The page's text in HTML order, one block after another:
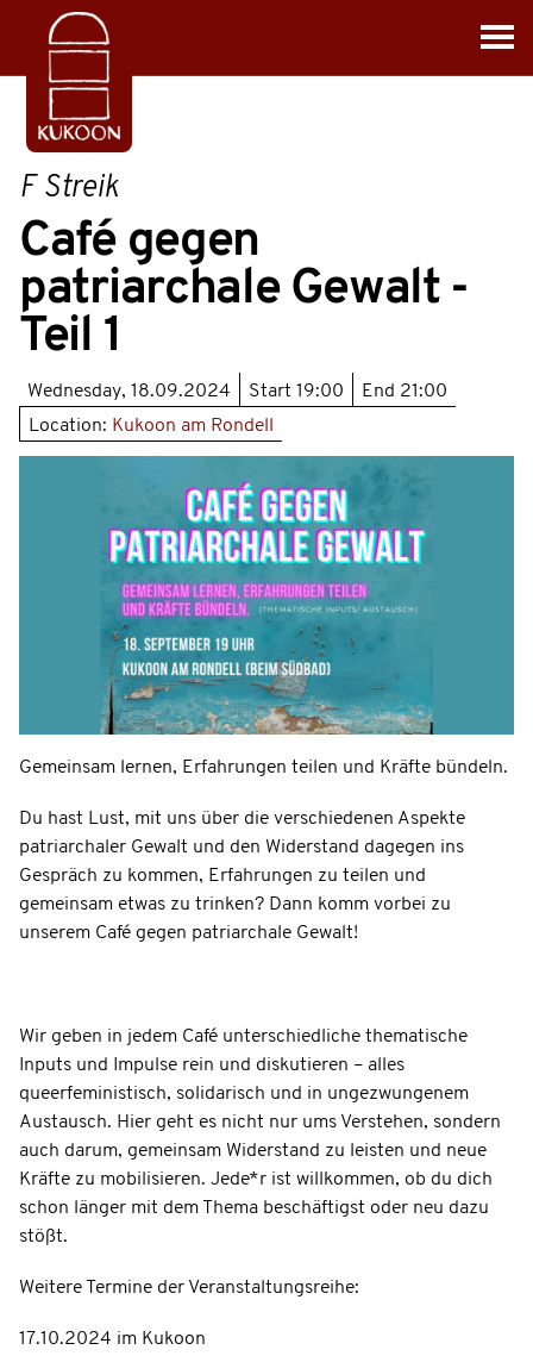
F Streik
Café gegen
patriarchale Gewalt -
Teil 1
Wednesday, 18.09.2024 Start 19:00 End 21:00
Location: Kukoon am Rondell
Gemeinsam lernen, Erfahrungen teilen und Kräfte bündeln.
Du hast Lust, mit uns über die verschiedenen Aspekte
patriarchaler Gewalt und den Widerstand dagegen ins
Gespräch zu kommen, Erfahrungen zu teilen und
gemeinsam etwas zu trinken? Dann komm vorbei zu
unserem Café gegen patriarchale Gewalt!
Wir geben in jedem Café unterschiedliche thematische
Inputs und Impulse rein und diskutieren – alles
queerfeministisch, solidarisch und in ungezwungenem
Austausch. Hier geht es nicht nur ums Verstehen, sondern
auch darum, gemeinsam Widerstand zu leisten und neue
Kräfte zu mobilisieren. Jede*r ist willkommen, ob du dich
schon länger mit dem Thema beschäftigst oder neu dazu
stößt.
Weitere Termine der Veranstaltungsreihe:
17.10.2024 im Kukoon